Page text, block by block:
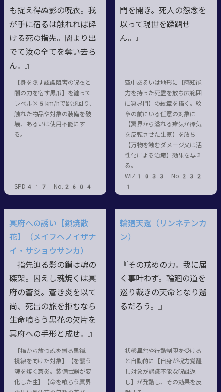
も捉え得ぬ影の呪衣。我
が手に宿るは触れれば砕
ける死の指先。闇より出
でて汝の全てを奪い去ら
ん。』
【身を隠す認識阻害の呪衣と
闇の力を宿す黒爪】を纏って
レベル×5km/hで跳び回り、
触れた物品や対象の装備を破
壊、あるいは使用不能にす
る。
SPD417 No.2604
門を開き。死人の怨念を
以って現世を蹂躙せ
ん。』
空中あるいは地形に【感知能
力を持った死霊を放ち広範囲
に冥界門】の紋章を描く。紋
章の前にいる任意の対象に
【冥界から溢れる瘴気か瘴気
を反転させた生気】を放ち
【万物を蝕むダメージ又は活
性化による治癒】効果を与え
る。
WIZ1033 No.232
1
冥府への誘い【鎖焼散
花】（メイフヘノイザナ
イ・サショウサンカ）
『指先辿る影の鎖は魂の
磔架。囚えし魂焼くは冥
府の蒼炎。蒼き炎を以て
尚、死出の旅を拒むなら
生命喰らう黒花の欠片を
冥府への手形と成せ。』
【指から放つ魂を縛る黒鎖。
視線を向けた対象】【を襲う
魂を焼く蒼炎。装備武器が変
化した生】【命を喰らう冥界
輪廻天還（リンネテンカ
ン）
『その戒めの力。我に届
く事叶わず。輪廻の道を
巡り裁きの天命となり還
るだろう。』
状態異常や行動制限を受ける
と自動的に【自身が呪力覚醒
し対象が認識不能な呪詛返
し】が発動し、その効果を反